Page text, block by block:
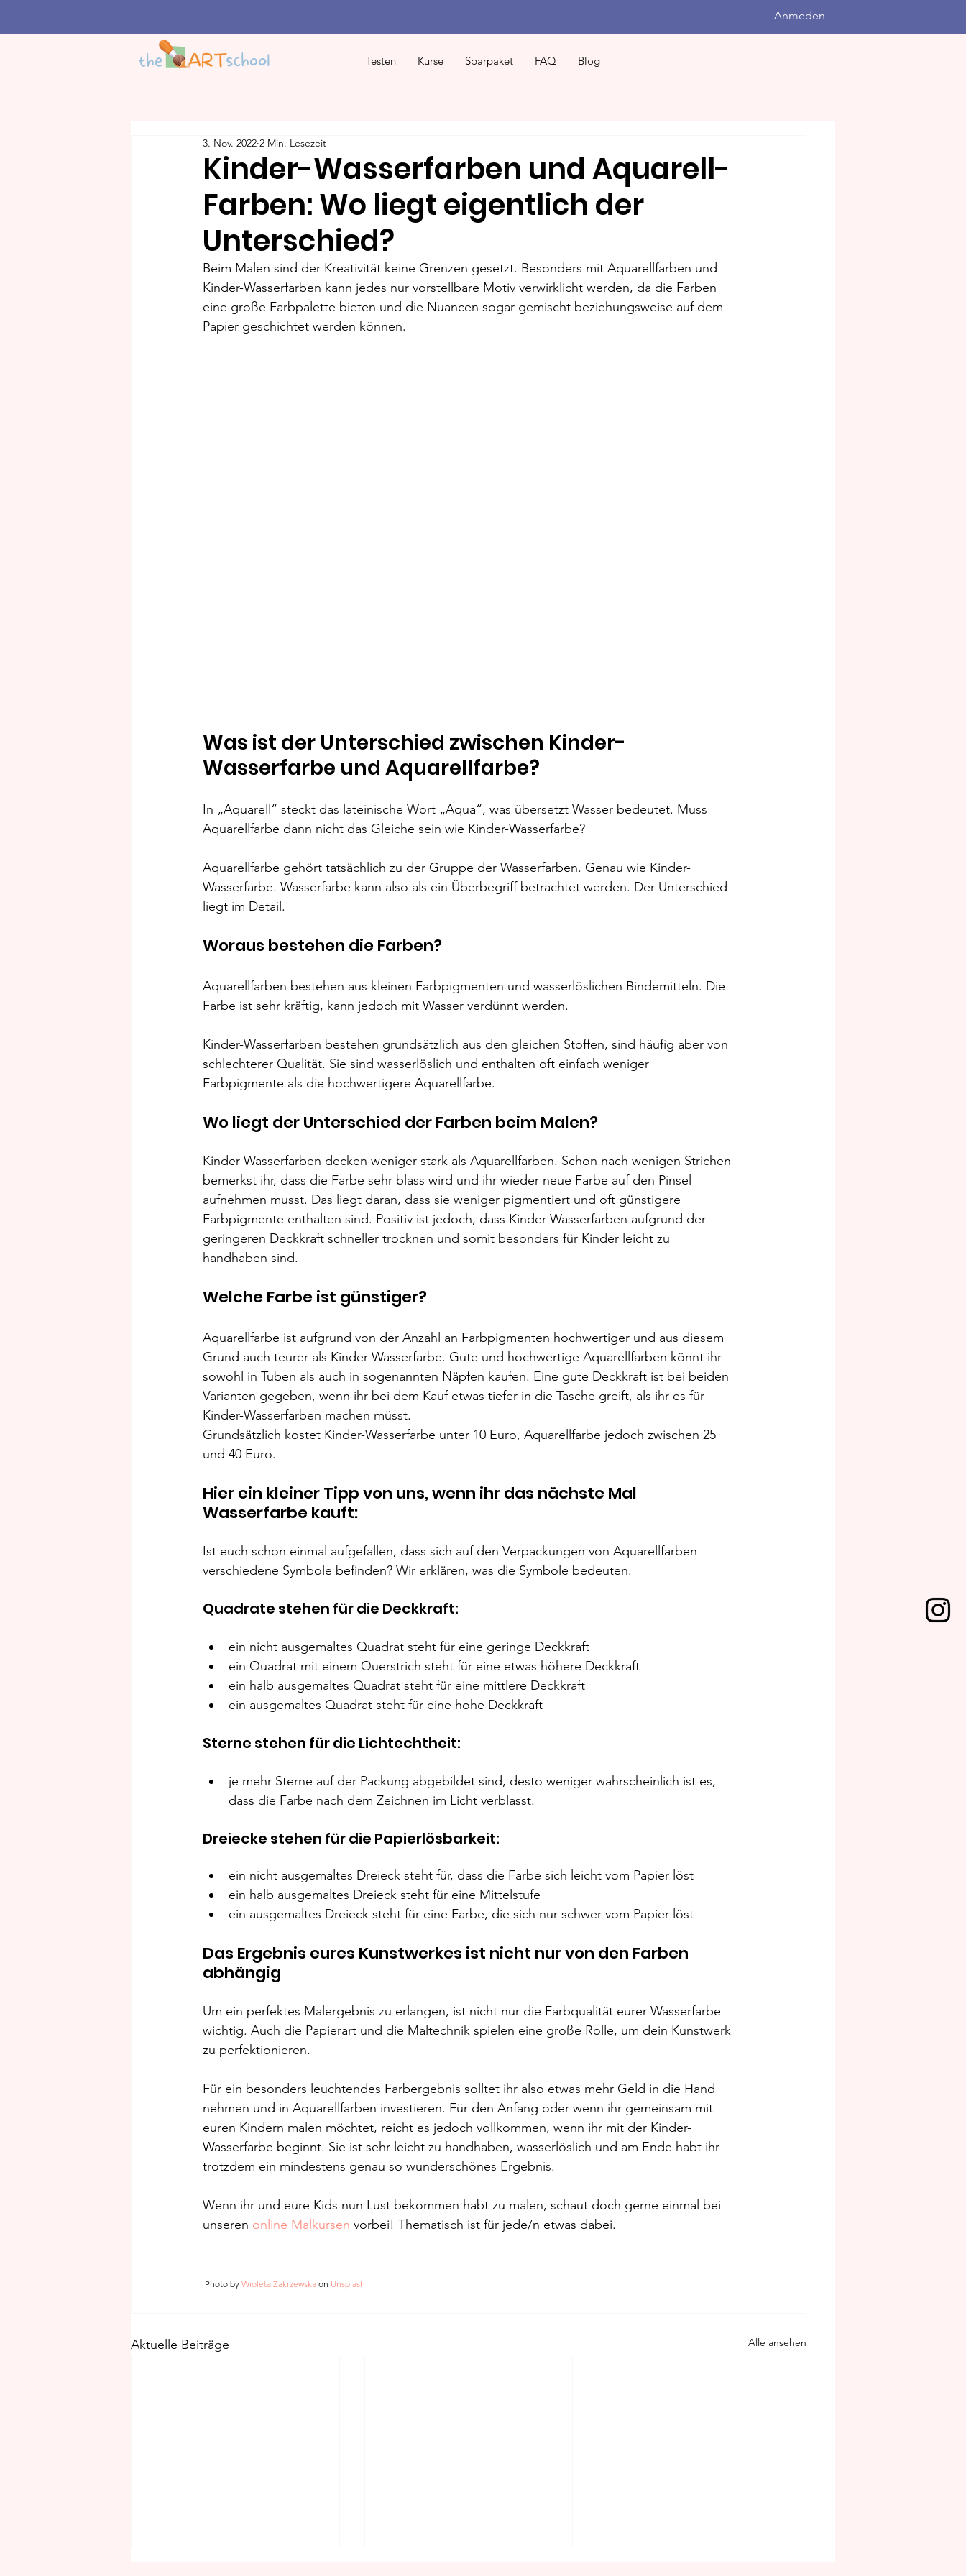
Anmeden
Testen Kurse Sparpaket FAQ Blog
Kinder-Wasserfarben und Aquarell-
Farben: Wo liegt eigentlich der
Unterschied?
3. Nov. 2022 2 Min. Lesezeit
Beim Malen sind der Kreativität keine Grenzen gesetzt. Besonders mit Aquarellfarben und
Kinder-Wasserfarben kann jedes nur vorstellbare Motiv verwirklicht werden, da die Farben
eine große Farbpalette bieten und die Nuancen sogar gemischt beziehungsweise auf dem
Papier geschichtet werden können.
Was ist der Unterschied zwischen Kinder-
Wasserfarbe und Aquarellfarbe?
In „Aquarell“ steckt das lateinische Wort „Aqua“, was übersetzt Wasser bedeutet. Muss
Aquarellfarbe dann nicht das Gleiche sein wie Kinder-Wasserfarbe?
Aquarellfarbe gehört tatsächlich zu der Gruppe der Wasserfarben. Genau wie Kinder-
Wasserfarbe. Wasserfarbe kann also als ein Überbegriff betrachtet werden. Der Unterschied
liegt im Detail.
Woraus bestehen die Farben?
Aquarellfarben bestehen aus kleinen Farbpigmenten und wasserlöslichen Bindemitteln. Die
Farbe ist sehr kräftig, kann jedoch mit Wasser verdünnt werden.
Kinder-Wasserfarben bestehen grundsätzlich aus den gleichen Stoffen, sind häufig aber von
schlechterer Qualität. Sie sind wasserlöslich und enthalten oft einfach weniger
Farbpigmente als die hochwertigere Aquarellfarbe.
Wo liegt der Unterschied der Farben beim Malen?
Kinder-Wasserfarben decken weniger stark als Aquarellfarben. Schon nach wenigen Strichen
bemerkst ihr, dass die Farbe sehr blass wird und ihr wieder neue Farbe auf den Pinsel
aufnehmen musst. Das liegt daran, dass sie weniger pigmentiert und oft günstigere
Farbpigmente enthalten sind. Positiv ist jedoch, dass Kinder-Wasserfarben aufgrund der
geringeren Deckkraft schneller trocknen und somit besonders für Kinder leicht zu
handhaben sind.
Welche Farbe ist günstiger?
Aquarellfarbe ist aufgrund von der Anzahl an Farbpigmenten hochwertiger und aus diesem
Grund auch teurer als Kinder-Wasserfarbe. Gute und hochwertige Aquarellfarben könnt ihr
sowohl in Tuben als auch in sogenannten Näpfen kaufen. Eine gute Deckkraft ist bei beiden
Varianten gegeben, wenn ihr bei dem Kauf etwas tiefer in die Tasche greift, als ihr es für
Kinder-Wasserfarben machen müsst.
Grundsätzlich kostet Kinder-Wasserfarbe unter 10 Euro, Aquarellfarbe jedoch zwischen 25
und 40 Euro.
Hier ein kleiner Tipp von uns, wenn ihr das nächste Mal
Wasserfarbe kauft:
Ist euch schon einmal aufgefallen, dass sich auf den Verpackungen von Aquarellfarben
verschiedene Symbole befinden? Wir erklären, was die Symbole bedeuten.
Quadrate stehen für die Deckkraft:
ein nicht ausgemaltes Quadrat steht für eine geringe Deckkraft
ein Quadrat mit einem Querstrich steht für eine etwas höhere Deckkraft
ein halb ausgemaltes Quadrat steht für eine mittlere Deckkraft
ein ausgemaltes Quadrat steht für eine hohe Deckkraft
Sterne stehen für die Lichtechtheit:
je mehr Sterne auf der Packung abgebildet sind, desto weniger wahrscheinlich ist es,
dass die Farbe nach dem Zeichnen im Licht verblasst.
Dreiecke stehen für die Papierlösbarkeit:
ein nicht ausgemaltes Dreieck steht für, dass die Farbe sich leicht vom Papier löst
ein halb ausgemaltes Dreieck steht für eine Mittelstufe
ein ausgemaltes Dreieck steht für eine Farbe, die sich nur schwer vom Papier löst
Das Ergebnis eures Kunstwerkes ist nicht nur von den Farben
abhängig
Um ein perfektes Malergebnis zu erlangen, ist nicht nur die Farbqualität eurer Wasserfarbe
wichtig. Auch die Papierart und die Maltechnik spielen eine große Rolle, um dein Kunstwerk
zu perfektionieren.
Für ein besonders leuchtendes Farbergebnis solltet ihr also etwas mehr Geld in die Hand
nehmen und in Aquarellfarben investieren. Für den Anfang oder wenn ihr gemeinsam mit
euren Kindern malen möchtet, reicht es jedoch vollkommen, wenn ihr mit der Kinder-
Wasserfarbe beginnt. Sie ist sehr leicht zu handhaben, wasserlöslich und am Ende habt ihr
trotzdem ein mindestens genau so wunderschönes Ergebnis.
Wenn ihr und eure Kids nun Lust bekommen habt zu malen, schaut doch gerne einmal bei
unseren online Malkursen vorbei! Thematisch ist für jede/n etwas dabei.
Photo by Wioleta Zakrzewska on Unsplash
Aktuelle Beiträge Alle ansehen